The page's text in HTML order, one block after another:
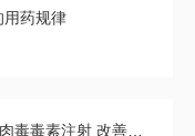
用药规律